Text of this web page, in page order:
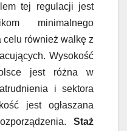
tej regulacji jest
minimalnego
celu również walkę z
Wysokość
jest różna w
i sektora
jest ogłaszana
Staż